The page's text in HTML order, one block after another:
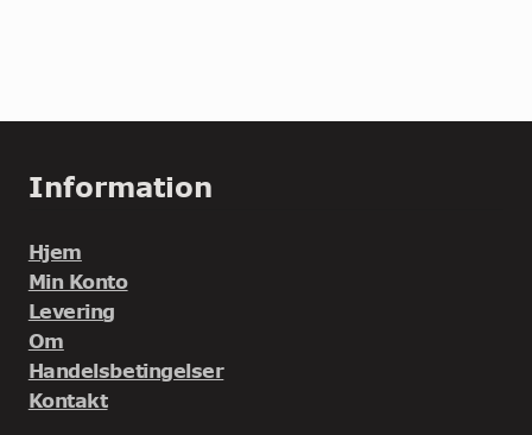
Information
Hjem
Min Konto
Levering
Om
Handelsbetingelser
Kontakt